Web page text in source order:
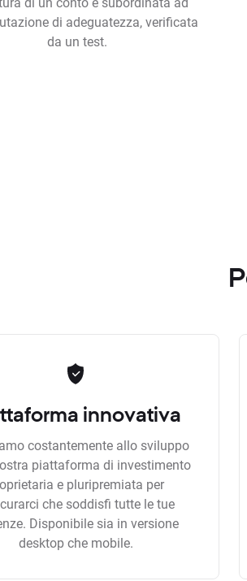
di adeguatezza, verificata
da un test.
innovativa
costantemente allo sviluppo
piattaforma di investimento
e pluripremiata per
che soddisfi tutte le tue
Disponibile sia in versione
desktop che mobile.